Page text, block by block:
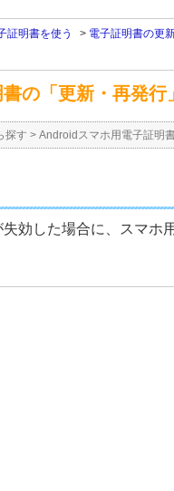
証明書を使う > 電子証明書の更
の「更新・再発行
探す > Androidスマホ用電子証明
効した場合に、スマホ